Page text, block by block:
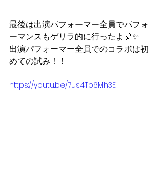
最後は出演パフォーマー全員でパフォ
ーマンスもゲリラ的に行ったよ🎈✨
出演パフォーマー全員でのコラボは初
めての試み！！
https://youtu.be/7us4To6Mh3E